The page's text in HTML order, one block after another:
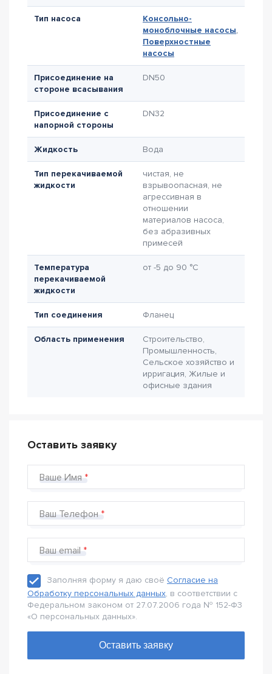
Тип насоса
Консольно-
моноблочные насосы,
Поверхностные
насосы
Присоединение на
стороне всасывания
DN50
Присоединение с
напорной стороны
DN32
Жидкость Вода
Тип перекачиваемой
жидкости
чистая, не
взрывоопасная, не
агрессивная в
отношении
материалов насоса,
без абразивных
примесей
Температура
перекачиваемой
жидкости
от -5 до 90 °C
Тип соединения Фланец
Область применения
Строительство,
Промышленность,
Сельское хозяйство и
ирригация, Жилые и
офисные здания
Оставить заявку
Ваше Имя
Ваш Телефон
Ваш email
Заполняя форму я даю своё Согласие на
Обработку персональных данных, в соответствии с
Федеральном законом от 27.07.2006 года № 152-Ф3
«О персональных данных».